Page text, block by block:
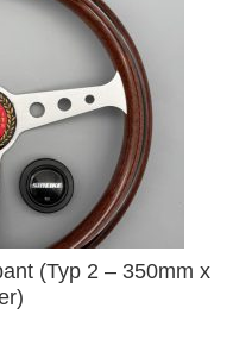
(Typ 2 – 350mm x